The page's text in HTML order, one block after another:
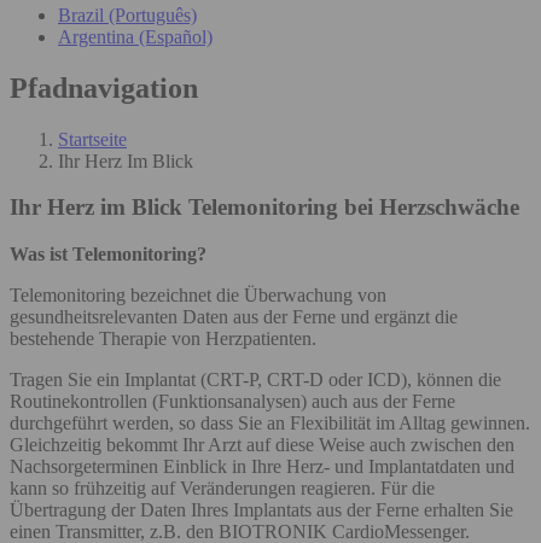
Brazil (Português)
Argentina (Español)
Pfadnavigation
Startseite
Ihr Herz Im Blick
Ihr Herz im Blick Telemonitoring bei Herzschwäche
Was ist Telemonitoring?
Telemonitoring bezeichnet die Überwachung von
gesundheitsrelevanten Daten aus der Ferne und ergänzt die
bestehende Therapie von Herzpatienten.
Tragen Sie ein Implantat (CRT-P, CRT-D oder ICD), können die
Routinekontrollen (Funktionsanalysen) auch aus der Ferne
durchgeführt werden, so dass Sie an Flexibilität im Alltag gewinnen.
Gleichzeitig bekommt Ihr Arzt auf diese Weise auch zwischen den
Nachsorgeterminen Einblick in Ihre Herz- und Implantatdaten und
kann so frühzeitig auf Veränderungen reagieren. Für die
Übertragung der Daten Ihres Implantats aus der Ferne erhalten Sie
einen Transmitter, z.B. den BIOTRONIK CardioMessenger.